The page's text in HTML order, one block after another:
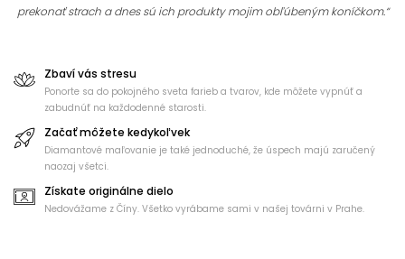
prekonať strach a dnes sú ich produkty mojim obľúbeným koníčkom.“
Zbaví vás stresu
Ponorte sa do pokojného sveta farieb a tvarov, kde môžete vypnúť a
zabudnúť na každodenné starosti.
Začať môžete kedykoľvek
Diamantové maľovanie je také jednoduché, že úspech majú zaručený
naozaj všetci.
Získate originálne dielo
Nedovážame z Číny. Všetko vyrábame sami v našej továrni v Prahe.